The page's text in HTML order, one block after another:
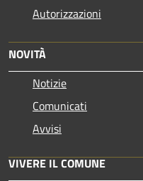
Autorizzazioni
NOVITÀ
Notizie
Comunicati
Avvisi
VIVERE IL COMUNE